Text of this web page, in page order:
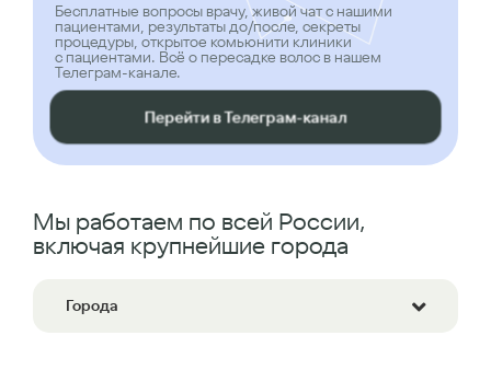
Бесплатные вопросы врачу, живой чат с нашими
пациентами, результаты до/после, секреты
процедуры, открытое комьюнити клиники
с пациентами. Всё о пересадке волос в нашем
Телеграм-канале.
Перейти в Телеграм-канал
Мы работаем по всей России,
включая крупнейшие города
Города